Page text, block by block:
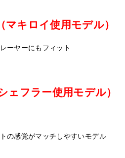
キロイ使用モデル）
ーヤーにもフィット
ェフラー使用モデル）
の感覚がマッチしやすいモデル